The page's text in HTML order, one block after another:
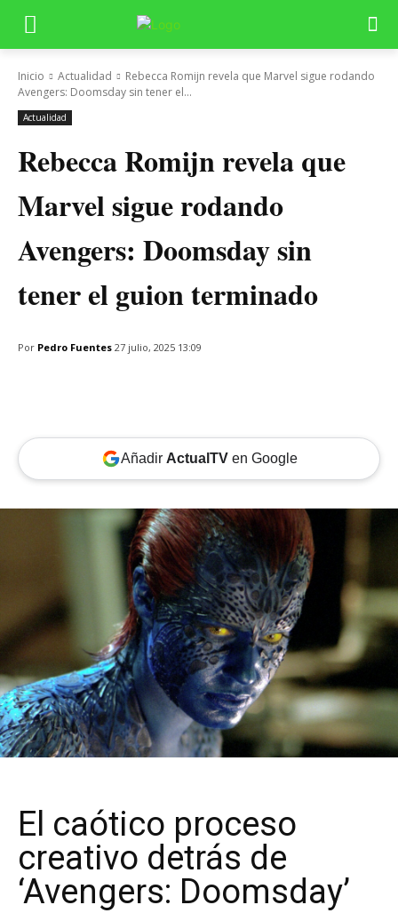
Inicio Actualidad
Rebecca Romijn revela que Marvel sigue rodando
Avengers: Doomsday sin tener el...
Actualidad
Rebecca Romijn revela que
Marvel sigue rodando
Avengers: Doomsday sin
tener el guion terminado
Por Pedro Fuentes 27 julio, 2025 13:09
Añadir ActualTVen Google
El caótico proceso
creativo detrás de
‘Avengers: Doomsday’